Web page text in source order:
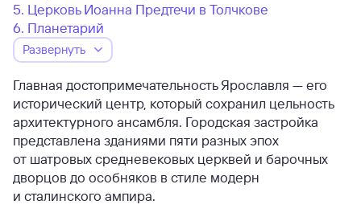
5. Церковь Иоанна Предтечи в Толчкове
6. Планетарий
Развернуть
Главная достопримечательность Ярославля — его
исторический центр, который сохранил цельность
архитектурного ансамбля. Городская застройка
представлена зданиями пяти разных эпох
от шатровых средневековых церквей и барочных
дворцов до особняков в стиле модерн
и сталинского ампира.